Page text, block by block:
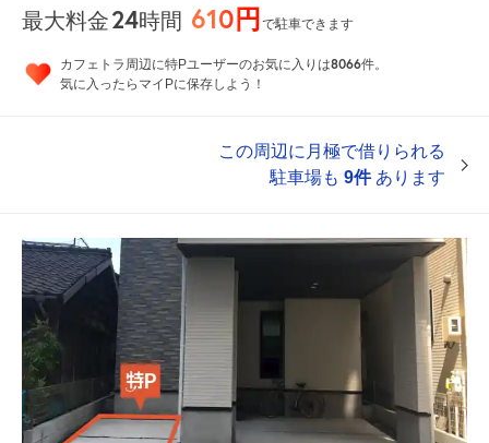
最大料金24時間 610円で駐車できます
カフェトラ周辺に特Pユーザーのお気に入りは8066件。
気に入ったらマイPに保存しよう！
この周辺に月極で借りられる
駐車場も 9件あります